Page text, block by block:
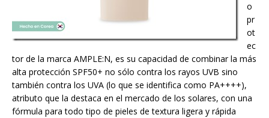
o
pr
ot
ec
tor de la marca AMPLE:N, es su capacidad de combinar la más
alta protección SPF50+ no sólo contra los rayos UVB sino
también contra los UVA (lo que se identifica como PA++++),
atributo que la destaca en el mercado de los solares, con una
fórmula para todo tipo de pieles de textura ligera y rápida